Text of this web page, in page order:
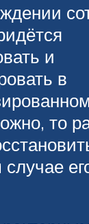
и
в
то